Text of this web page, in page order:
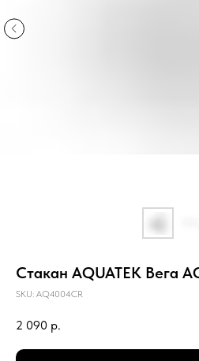
Стакан AQUATEK Вега
SKU: AQ4004CR
2 090 р.